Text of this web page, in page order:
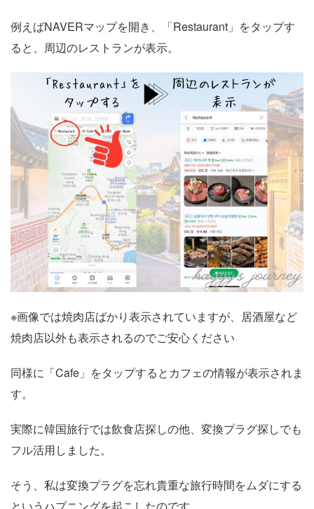
例えばNAVERマップを開き、「Restaurant」をタップす
ると、周辺のレストランが表示。
※画像では焼肉店ばかり表示されていますが、居酒屋など
焼肉店以外も表示されるのでご安心ください
同様に「Cafe」をタップするとカフェの情報が表示されま
す。
実際に韓国旅行では飲食店探しの他、変換プラグ探しでも
フル活用しました。
そう、私は変換プラグを忘れ貴重な旅行時間をムダにする